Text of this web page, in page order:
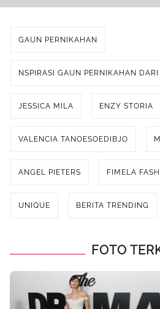
GAUN PERNIKAHAN
NSPIRASI GAUN PERNIKAHAN
JESSICA MILA ENZY STORIA
VALENCIA TANOESOEDIBJO
ANGEL PIETERS FIMELA
UNIQUE BERITA TRENDING
FOTO